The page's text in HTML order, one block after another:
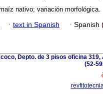
nativo; variación morfológica.
· text in Spanish · Spanish
Depto. de 3 pisos oficina
(52-